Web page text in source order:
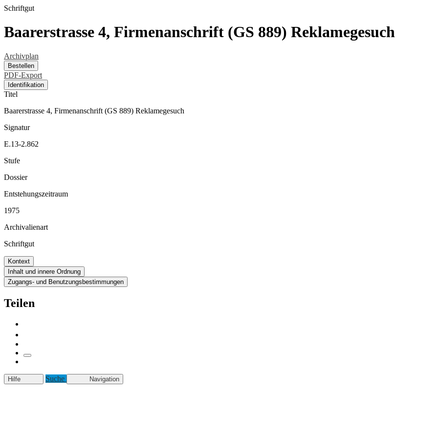
Schriftgut
Baarerstrasse 4, Firmenanschrift (GS 889) Reklamegesuch
Archivplan
Bestellen
PDF-Export
Identifikation
Titel
Baarerstrasse 4, Firmenanschrift (GS 889) Reklamegesuch
Signatur
E.13-2.862
Stufe
Dossier
Entstehungszeitraum
1975
Archivalienart
Schriftgut
Kontext
Inhalt und innere Ordnung
Zugangs- und Benutzungsbestimmungen
Teilen
Hilfe Suche Navigation